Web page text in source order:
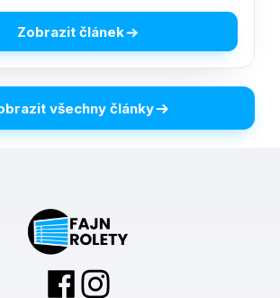
Zobrazit článek
všechny články